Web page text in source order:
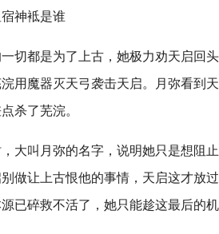
宿神袛是谁
切都是为了上古，她极力劝天启回
用魔器灭天弓袭击天启。月弥看到
杀了芜浣。
大叫月弥的名字，说明她只是想阻
做让上古恨他的事情，天启这才放
已碎救不活了，她只能趁这最后的